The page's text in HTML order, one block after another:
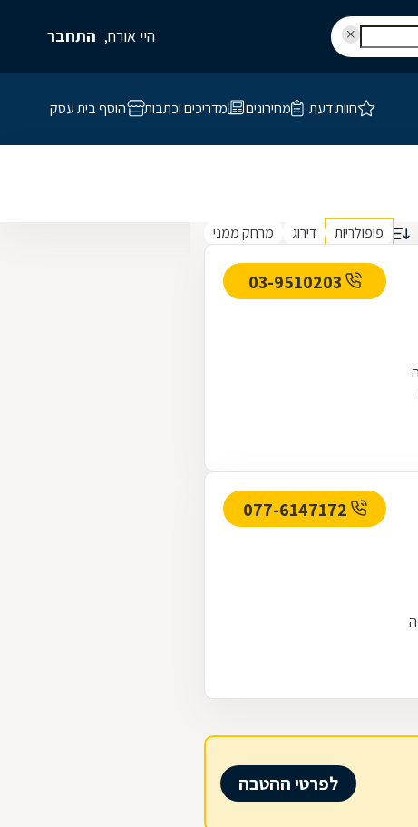
היי אורח, התחבר
חוות דעת מחירונים מדריכים וכתבות הוסף בית עסק
פופולריות דירוג מרחק ממני
לפרטי ההטבה